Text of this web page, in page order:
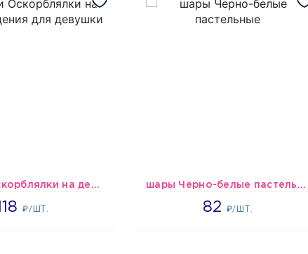
Шарики Оскорблялки на день рождения для девушки
118₽/ШТ.
1766 шары Черно-белые пастельные
82 ₽/ШТ.
1637